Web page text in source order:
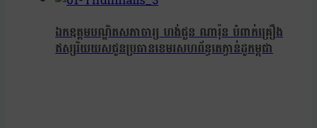
ឯកឧត្តមបណ្ឌិតសភាចារ្យ ហង់ជួន ណារ៉ុន បំពាក់គ្រឿង
ឥស្សរិយយសជូនប្រធានខេមរសហព័ន្ធតេក្វាន់ដូកម្ពុជា